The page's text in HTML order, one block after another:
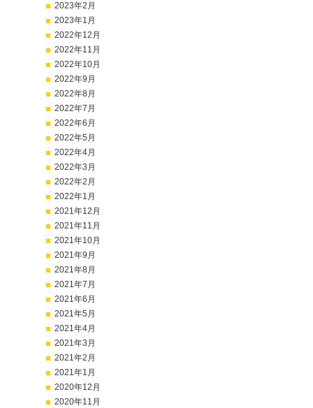
2023年2月
2023年1月
2022年12月
2022年11月
2022年10月
2022年9月
2022年8月
2022年7月
2022年6月
2022年5月
2022年4月
2022年3月
2022年2月
2022年1月
2021年12月
2021年11月
2021年10月
2021年9月
2021年8月
2021年7月
2021年6月
2021年5月
2021年4月
2021年3月
2021年2月
2021年1月
2020年12月
2020年11月